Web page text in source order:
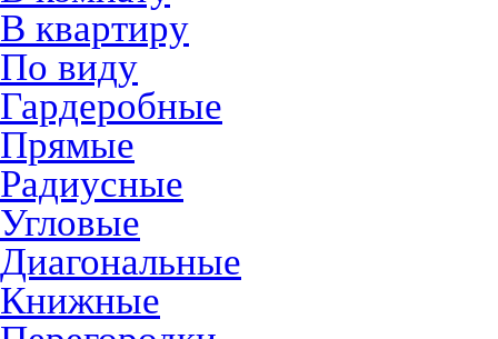
В квартиру
По виду
Гардеробные
Прямые
Радиусные
Угловые
Диагональные
Книжные